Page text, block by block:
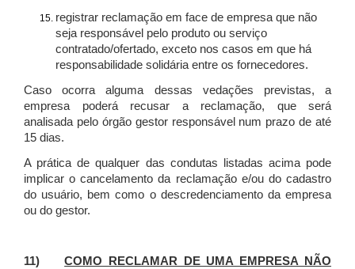
registrar reclamação em face de empresa que não
seja responsável pelo produto ou serviço
contratado/ofertado, exceto nos casos em que há
responsabilidade solidária entre os fornecedores.
Caso ocorra alguma dessas vedações previstas, a
empresa poderá recusar a reclamação, que será
analisada pelo órgão gestor responsável num prazo de até
15 dias.
A prática de qualquer das condutas listadas acima pode
implicar o cancelamento da reclamação e/ou do cadastro
do usuário, bem como o descredenciamento da empresa
ou do gestor.
11)COMO RECLAMAR DE UMA EMPRESA NÃO